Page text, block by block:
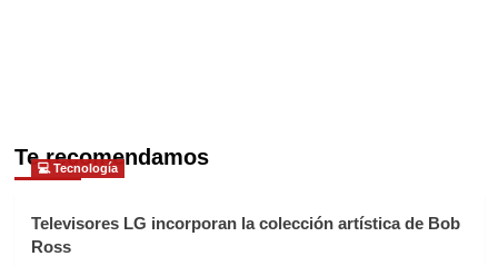
Te recomendamos
💻 Tecnología
Televisores LG incorporan la colección artística de Bob
Ross